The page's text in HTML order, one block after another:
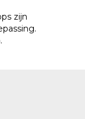
zijn